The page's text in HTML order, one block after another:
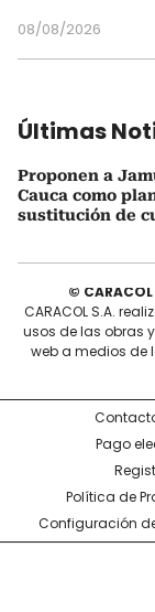
08/08/2026
Últimas
Proponen a
Cauca como
sustitución de
©
CARACOL S.A.
usos de las obras
web a medios de
Pago
Política de
Configuración